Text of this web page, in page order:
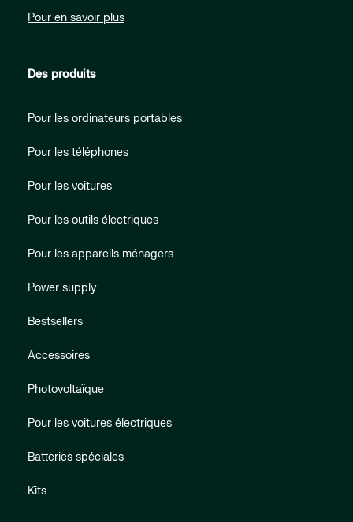
Pour en savoir plus
Des produits
Pour les ordinateurs portables
Pour les téléphones
Pour les voitures
Pour les outils électriques
Pour les appareils ménagers
Power supply
Bestsellers
Accessoires
Photovoltaïque
Pour les voitures électriques
Batteries spéciales
Kits